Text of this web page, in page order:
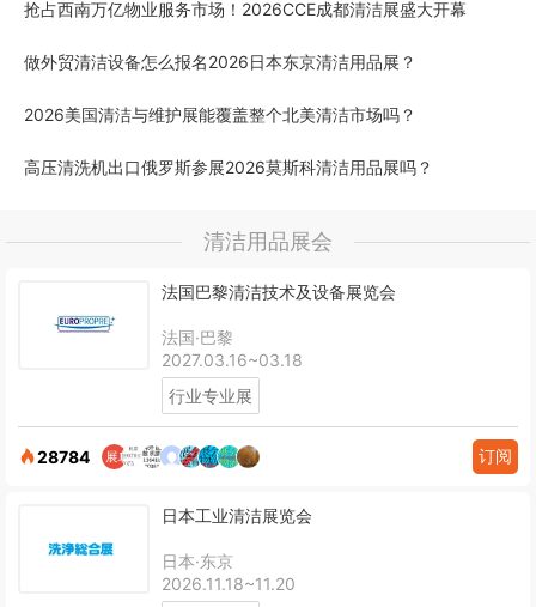
抢占西南万亿物业服务市场！2026CCE成都清洁展盛大开幕
做外贸清洁设备怎么报名2026日本东京清洁用品展？
2026美国清洁与维护展能覆盖整个北美清洁市场吗？
高压清洗机出口俄罗斯参展2026莫斯科清洁用品展吗？
清洁用品展会
法国巴黎清洁技术及设备展览会
法国·巴黎
2027.03.16~03.18
行业专业展
28784 订阅
日本工业清洁展览会
日本·东京
2026.11.18~11.20